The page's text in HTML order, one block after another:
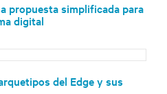
propuesta simplificada para
digital
del Edge y sus